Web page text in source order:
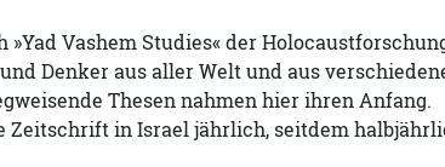
»Yad Vashem Studies« der
Denker aus aller Welt und aus
Thesen nahmen hier ihren Anfang.
Zeitschrift in Israel jährlich, seitdem